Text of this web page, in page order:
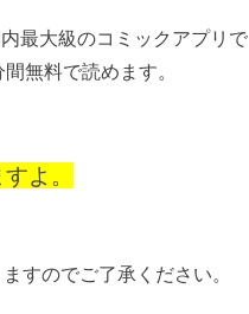
最大級のコミックアプリで
無料で読めます。
よ。
すのでご了承ください。